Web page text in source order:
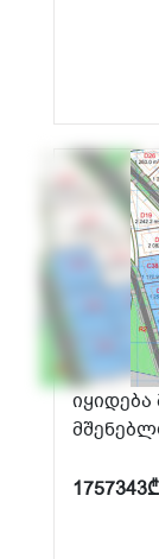
იყიდება
1757343₾